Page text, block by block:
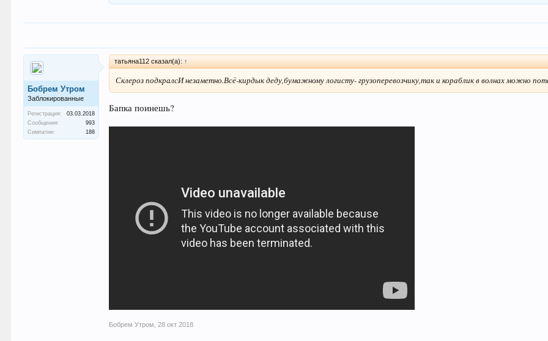
Бобрем Утром
Заблокированные
Регистрация:
03.03.2018
Сообщения:
993
Симпатии:
188
татьяна112 сказал(а): ↑
Склероз подкралсИ незаметно.Всё-кирдык деду,бумажному логисту- грузоперевозчику,так и кораблик в волнах можно
Бапка поинешь?
Бобрем Утром 28 окт 2018